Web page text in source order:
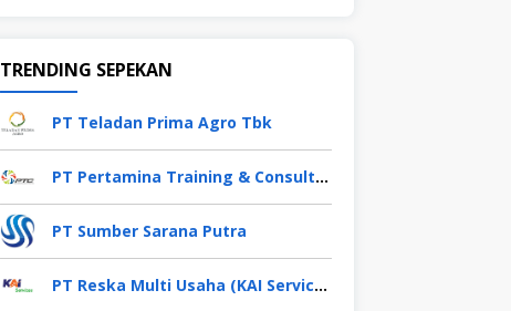
TRENDING SEPEKAN
PT Teladan Prima Agro Tbk
PT Pertamina Training & Consulting (PTC)
PT Sumber Sarana Putra
PT Reska Multi Usaha (KAI Services)